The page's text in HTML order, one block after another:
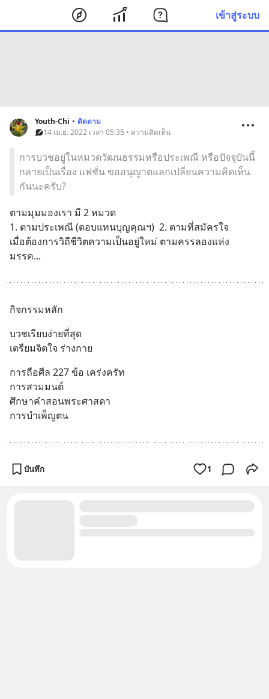
เข้าสู่ระบบ
Youth-Chi • ติดตาม
14 เม.ย. 2022 เวลา 05:35 • ความคิดเห็น
การบวชอยู่ในหมวดวัฒนธรรมหรือประเพณี หรือปัจจุบันนี้
กลายเป็นเรื่อง แฟชั่น ขออนุญาตแลกเปลี่ยนความคิดเห็น
กันนะครับ?
ตามมุมมองเรา มี 2 หมวด
1. ตามประเพณี (ตอบแทนบุญคุณฯ)  2. ตามที่สมัครใจ
เมื่อต้องการวิถีชีวิตความเป็นอยู่ใหม่ ตามครรลองแห่ง
มรรค...
กิจกรรมหลัก
บวชเรียบง่ายที่สุด
เตรียมจิตใจ ร่างกาย
การถือศีล 227 ข้อ เคร่งครัท
การสวมมนต์
ศึกษาคำสอนพระศาสดา
การบำเพ็ญตน
บันทึก 1